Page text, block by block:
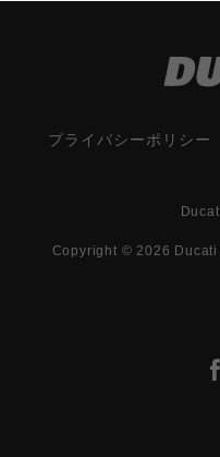
プライバシーポリシー
Copyright © 2026